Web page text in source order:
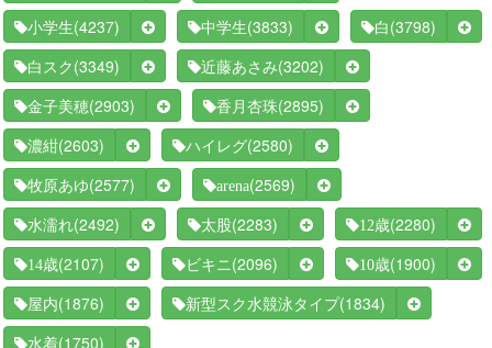
小学生(4237) 中学生(3833) 白 (3798)
白スク (3349) 近藤あさみ(3202)
金子美穂(2903) 香月杏珠(2895)
濃紺(2603) ハイレグ(2580)
牧原あゆ(2577) arena(2569)
水濡れ(2492) 太股(2283) 12歳(2280)
14歳(2107) ビキニ (2096) 10歳(1900)
屋内(1876) 新型スク水競泳タイプ(1834)
水着(1750)